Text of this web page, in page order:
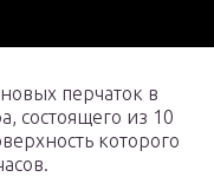
перчаток в
состоящего из 10
которого